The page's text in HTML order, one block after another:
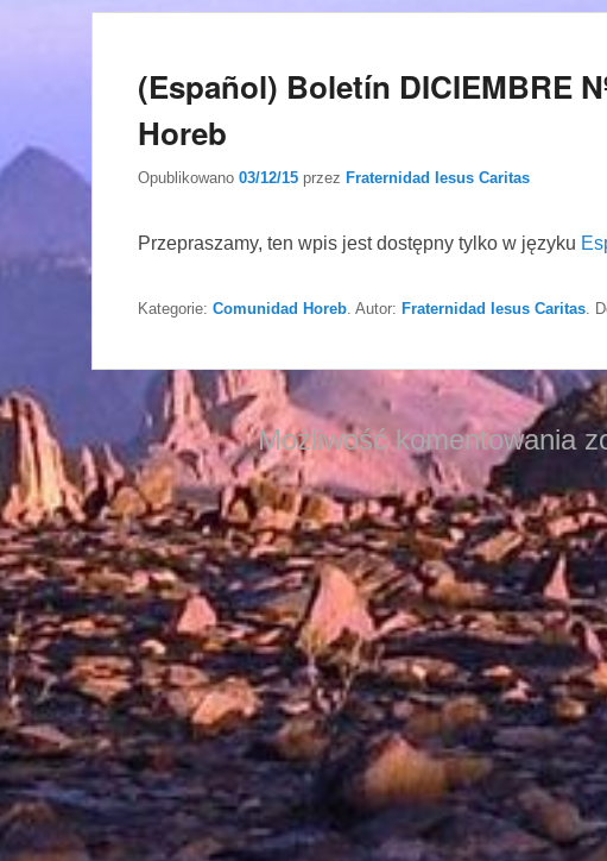
(Español) Boletín DICIEMBRE
Horeb
Opublikowano 03/12/15 przez Fraternidad Iesus Caritas
Przepraszamy, ten wpis jest dostępny tylko w języku
Kategorie: Comunidad Horeb . Autor: Fraternidad Iesus Caritas .
Możliwość komentowania